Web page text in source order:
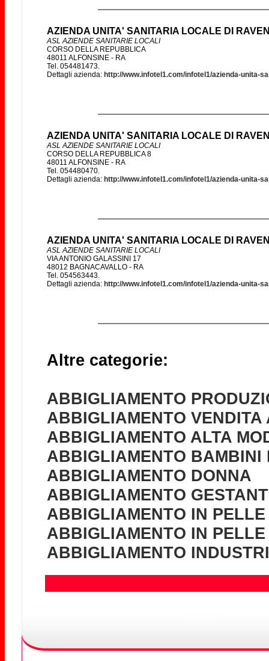
AZIENDA UNITA' SANITARIA LOCALE DI
ASL AZIENDE SANITARIE LOCALI
CORSO DELLA REPUBBLICA
48011 ALFONSINE - RA
Tel. 054481473.
Dettagli azienda: http://www.infotel1.com/infotel1/azienda-unita-
AZIENDA UNITA' SANITARIA LOCALE DI
ASL AZIENDE SANITARIE LOCALI
CORSO DELLA REPUBBLICA 8
48011 ALFONSINE - RA
Tel. 054480470.
Dettagli azienda: http://www.infotel1.com/infotel1/azienda-unita-
AZIENDA UNITA' SANITARIA LOCALE DI
ASL AZIENDE SANITARIE LOCALI
VIA ANTONIO GALASSINI 17
48012 BAGNACAVALLO - RA
Tel. 054563443.
Dettagli azienda: http://www.infotel1.com/infotel1/azienda-unita-
Altre categorie:
ABBIGLIAMENTO
ABBIGLIAMENTO VENDITA
ABBIGLIAMENTO ALTA
ABBIGLIAMENTO BAMBINI
ABBIGLIAMENTO DONNA
ABBIGLIAMENTO
ABBIGLIAMENTO IN
ABBIGLIAMENTO IN
ABBIGLIAMENTO